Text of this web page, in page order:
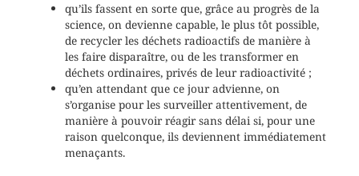
qu’ils fassent en sorte que, grâce au progrès de la
science, on devienne capable, le plus tôt possible,
de recycler les déchets radioactifs de manière à
les faire disparaître, ou de les transformer en
déchets ordinaires, privés de leur radioactivité ;
qu’en attendant que ce jour advienne, on
s’organise pour les surveiller attentivement, de
manière à pouvoir réagir sans délai si, pour une
raison quelconque, ils deviennent immédiatement
menaçants.